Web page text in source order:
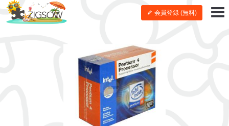
会員登録 (無料)